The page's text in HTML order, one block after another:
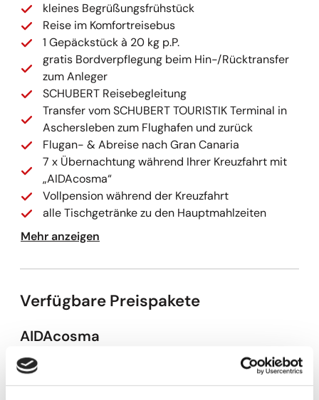
kleines Begrüßungsfrühstück
Reise im Komfortreisebus
1 Gepäckstück à 20 kg p.P.
gratis Bordverpflegung beim Hin-/Rücktransfer
zum Anleger
SCHUBERT Reisebegleitung
Transfer vom SCHUBERT TOURISTIK Terminal in
Aschersleben zum Flughafen und zurück
Flugan- & Abreise nach Gran Canaria
7 x Übernachtung während Ihrer Kreuzfahrt mit
„AIDAcosma“
Vollpension während der Kreuzfahrt
alle Tischgetränke zu den Hauptmahlzeiten
Trinkgelder
Nutzung von attraktiven Wellnessangeboten
Gepäcktransport an/von Bord
deutschsprachige Bordbetreuung
sämtliche Hafengebühren
Mehr anzeigen
Verfügbare Preispakete
AIDAcosma
Kapazitäten werden geladen
Preis p.P. Balkonkabine BA 2125,00 €
Kapazitäten werden geladen
Preis p.P. Balkonkabine BB 2100,00 €